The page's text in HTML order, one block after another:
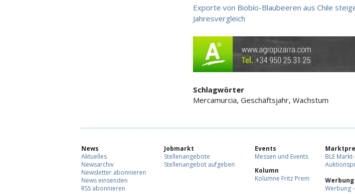
Exporte von Biobío-Blaubeeren aus Chile
Jahresvergleich
Schlagwörter
Mercamurcia, Geschäftsjahr, Wachstum
News
Aktuelles
Newsarchiv
Newsletter abonnieren
News einsenden
RSS abonnieren
Jobmarkt
Stellenangebote
Stellenangebot aufgeben
Events
Messen und Events
Kolumn
Kolumne Fritz Prem
BLE
Werbung
Werbung